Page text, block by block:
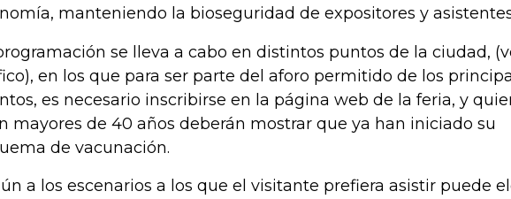
manteniendo la bioseguridad de expositores y
se lleva a cabo en distintos puntos de la ciudad,
en los que para ser parte del aforo permitido de los
es necesario inscribirse en la página web de la feria, y
mayores de 40 años deberán mostrar que ya han iniciado su
de vacunación.
a los escenarios a los que el visitante prefiera asistir puede